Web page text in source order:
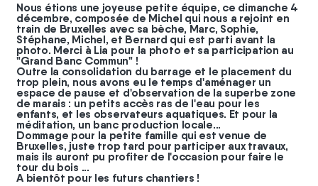
Nous étions une joyeuse petite équipe, ce dimanche 4
décembre, composée de Michel qui nous a rejoint en
train de Bruxelles avec sa bèche, Marc, Sophie,
Stéphane, Michel, et Bernard qui est parti avant la
photo. Merci à Lia pour la photo et sa participation au
"Grand Banc Commun" !
Outre la consolidation du barrage et le placement du
trop plein, nous avons eu le temps d'aménager un
espace de pause et d'observation de la superbe zone
de marais : un petits accès ras de l'eau pour les
enfants, et les observateurs aquatiques. Et pour la
méditation, un banc production locale...
Dommage pour la petite famille qui est venue de
Bruxelles, juste trop tard pour participer aux travaux,
mais ils auront pu profiter de l'occasion pour faire le
tour du bois ...
A bientôt pour les futurs chantiers !